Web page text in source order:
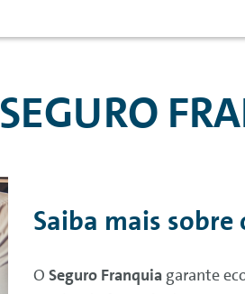
SEGURO
Saiba mais sobre
O Seguro Franquia garante